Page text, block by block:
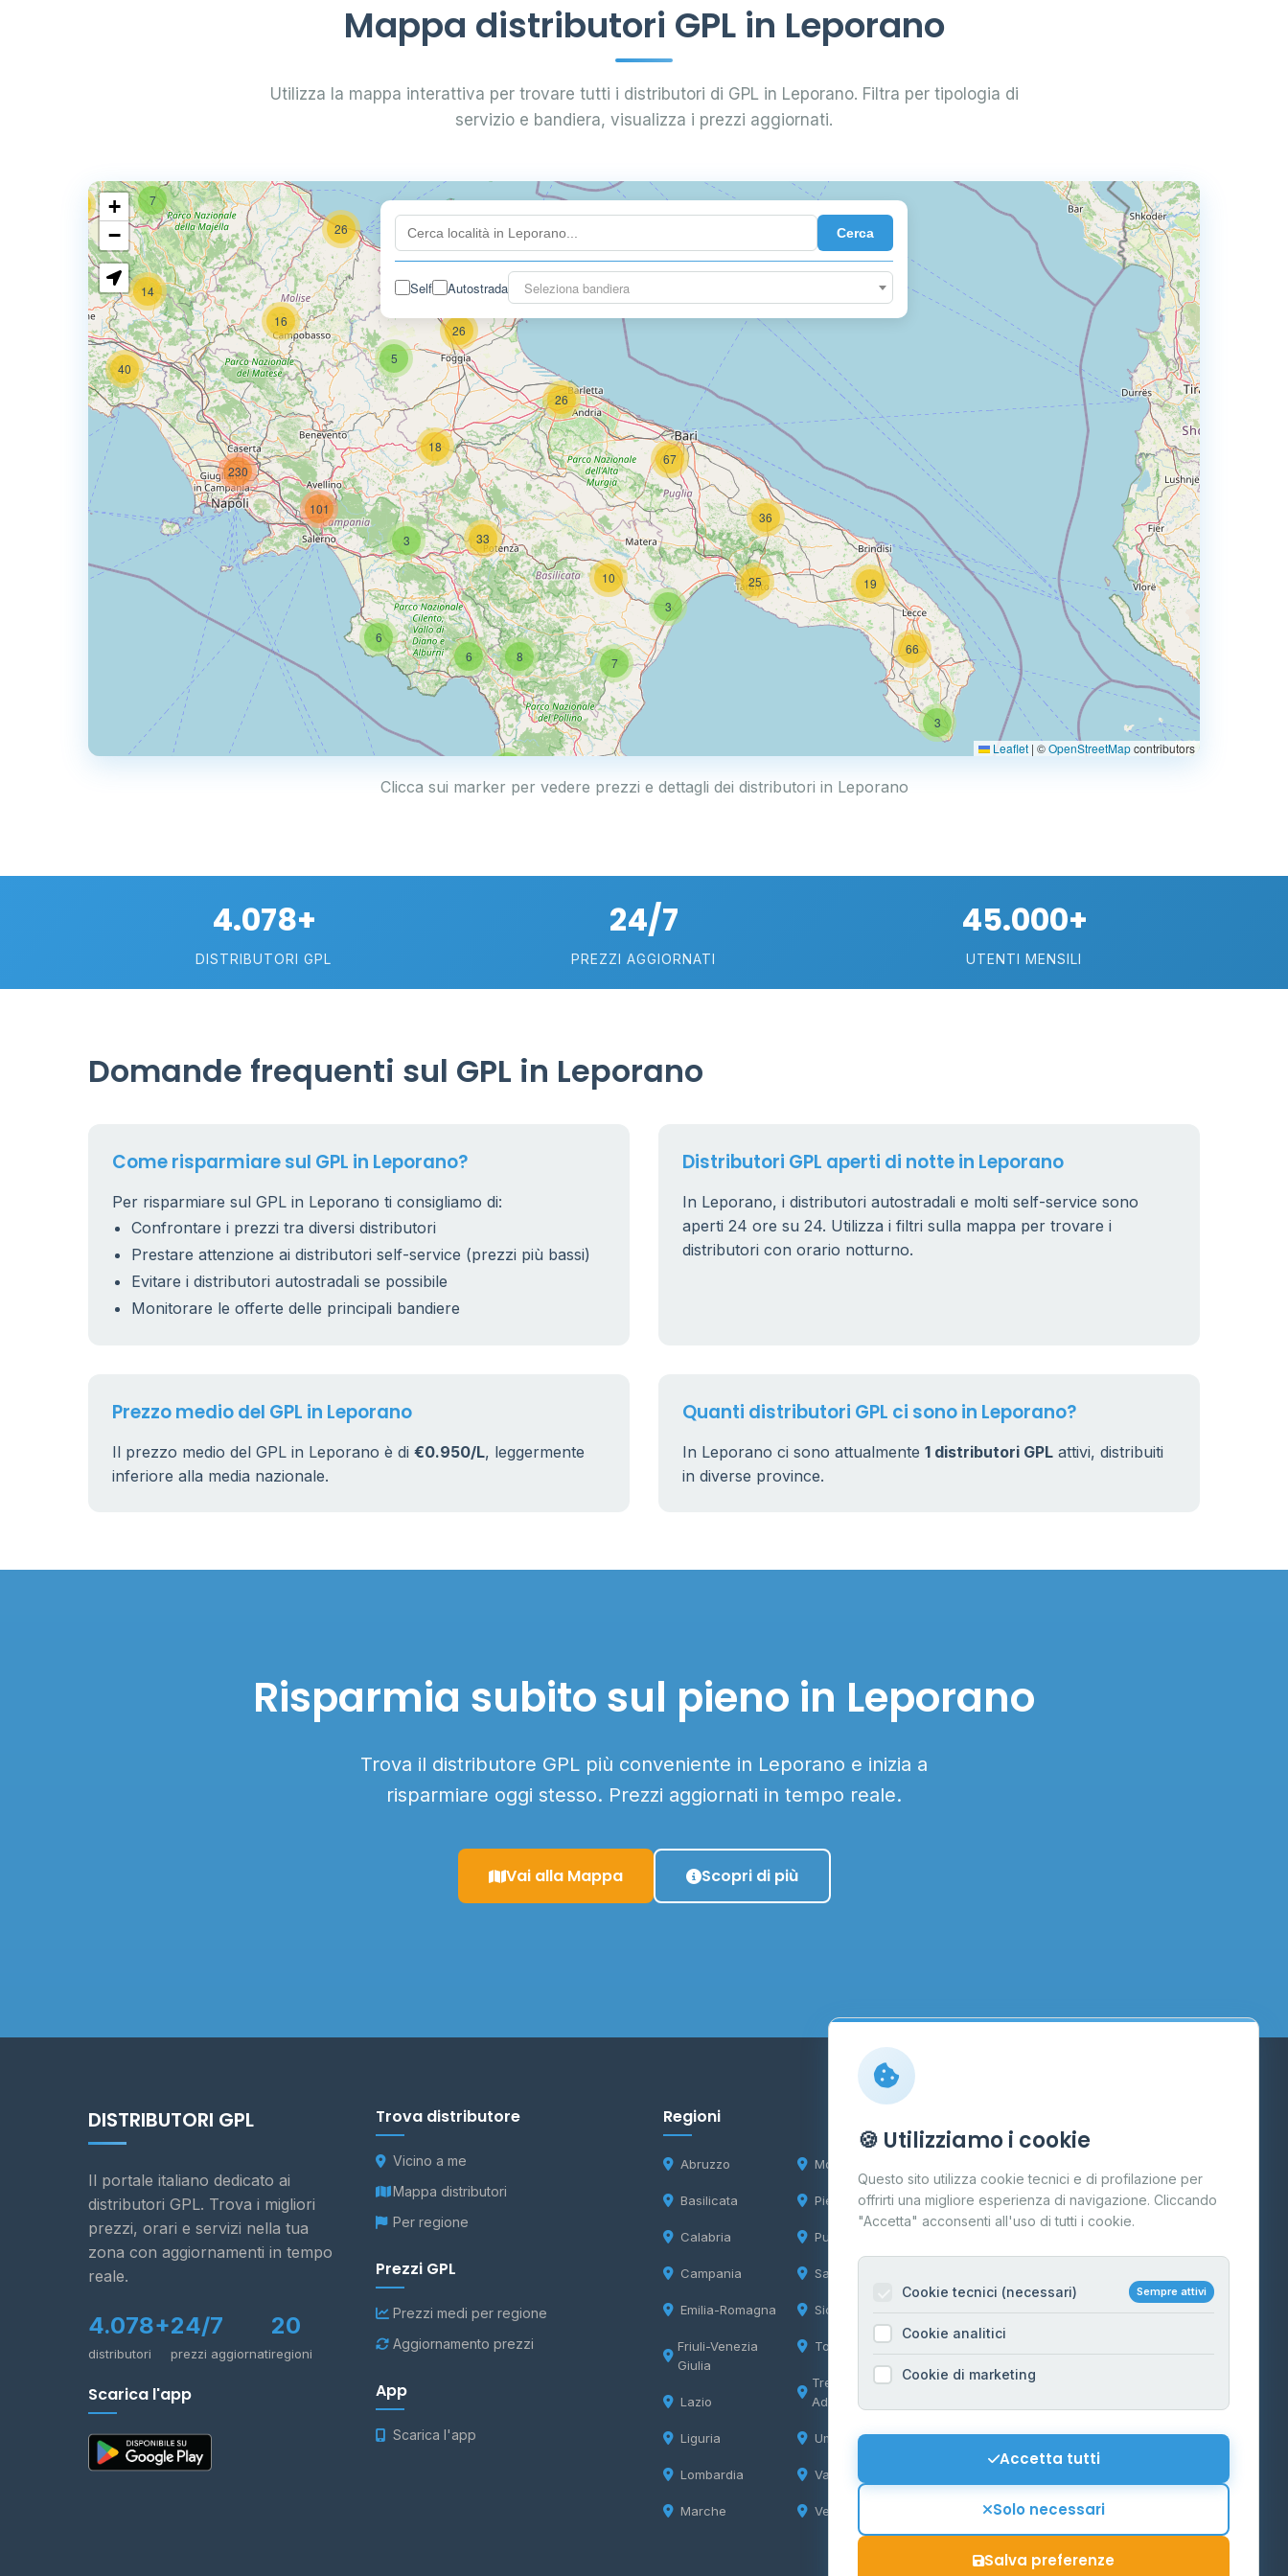
Mappa distributori GPL in Leporano
Utilizza la mappa interattiva per trovare tutti i distributori di GPL in Leporano. Filtra per tipologia di
servizio e bandiera, visualizza i prezzi aggiornati.
Cerca
Self Autostrada Seleziona bandiera
6 53
22
3
66
5
14
26
16
7
40
101
230
6
6
15
7
8
44
3
10
2
3 33
18
25 19
36
26
26
67
+
−
Leaflet | ©OpenStreetMapcontributors
Clicca sui marker per vedere prezzi e dettagli dei distributori in Leporano
4.078+
DISTRIBUTORI GPL
24/7
PREZZI AGGIORNATI
45.000+
UTENTI MENSILI
Domande frequenti sul GPL in Leporano
Come risparmiare sul GPL in Leporano?
Per risparmiare sul GPL in Leporano ti consigliamo di:
Confrontare i prezzi tra diversi distributori
Prestare attenzione ai distributori self-service (prezzi più bassi)
Evitare i distributori autostradali se possibile
Monitorare le offerte delle principali bandiere
Distributori GPL aperti di notte in Leporano
In Leporano, i distributori autostradali e molti self-service sono
aperti 24 ore su 24. Utilizza i filtri sulla mappa per trovare i
distributori con orario notturno.
Prezzo medio del GPL in Leporano
Il prezzo medio del GPL in Leporano è di €0.950/L, leggermente
inferiore alla media nazionale.
Quanti distributori GPL ci sono in Leporano?
In Leporano ci sono attualmente 1 distributori GPL attivi, distribuiti
in diverse province.
Risparmia subito sul pieno in Leporano
Trova il distributore GPL più conveniente in Leporano e inizia a
risparmiare oggi stesso. Prezzi aggiornati in tempo reale.
Vai alla Mappa Scopri di più
DISTRIBUTORI GPL
Il portale italiano dedicato ai
distributori GPL. Trova i migliori
prezzi, orari e servizi nella tua
zona con aggiornamenti in tempo
reale.
4.078+
distributori
24/7
prezzi aggiornati
20
regioni
Scarica l'app
Trova distributore
Vicino a me
Mappa distributori
Per regione
Prezzi GPL
Prezzi medi per regione
Aggiornamento prezzi
App
Scarica l'app
Regioni
Abruzzo
Basilicata
Calabria
Campania
Emilia-Romagna
Friuli-Venezia
Giulia
Lazio
Liguria
Lombardia
Marche
Molise
Piemonte
Puglia
Sardegna
Sicilia
Toscana
Trentino-Alto
Adige
Umbria
Valle d'Aosta
Veneto
Contatti
Per gestori
Informazioni legali
Privacy Policy
Cookie Policy
Mappa del sito
Contattaci
🍪 Utilizziamo i cookie
Questo sito utilizza cookie tecnici e di profilazione per
offrirti una migliore esperienza di navigazione. Cliccando
"Accetta" acconsenti all'uso di tutti i cookie.
Cookie tecnici (necessari) Sempre attivi
Cookie analitici
Cookie di marketing
Accetta tutti
Solo necessari
Salva preferenze